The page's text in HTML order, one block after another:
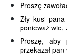
Proszę
Zły kusi
ponieważ wie,
Proszę, aby
przekazał pan